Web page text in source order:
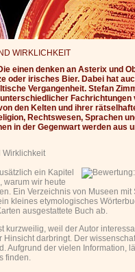
WIRKLICHKEIT
einen denken an Asterix und
oder irisches Bier. Dabei hat
Vergangenheit. Stefan
Fachrichtungen
den Kelten und ihrer
Rechtswesen, Sprachen
in der Gegenwart werden aus
ein Kapitel
warum wir heute
Ein Verzeichnis von Museen mit
kleines etymologisches
ausgestattete Buch ab.
kurzweilig, weil der Autor
Hinsicht darbringt. Der
Aufgrund der vielen Information,
finden.